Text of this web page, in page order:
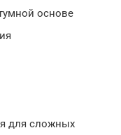
основе
для сложных